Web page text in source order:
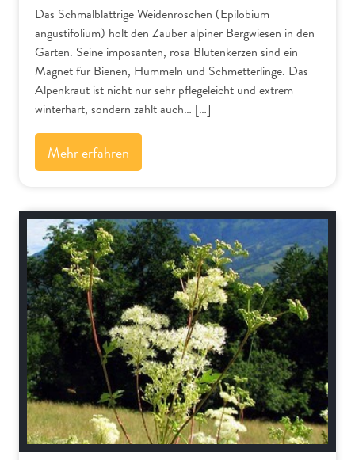
Das Schmalblättrige Weidenröschen (Epilobium
angustifolium) holt den Zauber alpiner Bergwiesen in den
Garten. Seine imposanten, rosa Blütenkerzen sind ein
Magnet für Bienen, Hummeln und Schmetterlinge. Das
Alpenkraut ist nicht nur sehr pflegeleicht und extrem
winterhart, sondern zählt auch… […]
Mehr erfahren
Alpenflora